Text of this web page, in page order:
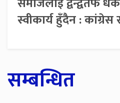
स्वीकार्य हुँदैन :
सम्बन्धित